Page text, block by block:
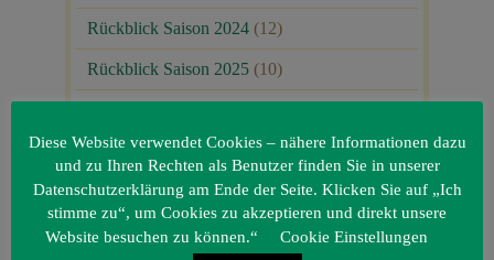
Rückblick Saison 2024 (12)
Rückblick Saison 2025 (10)
Unsere Gäste(1)
Diese Website verwendet Cookies – nähere Informationen dazu
und zu Ihren Rechten als Benutzer finden Sie in unserer
Datenschutzerklärung am Ende der Seite. Klicken Sie auf „Ich
stimme zu“, um Cookies zu akzeptieren und direkt unsere
Website besuchen zu können.“
Cookie Einstellungen